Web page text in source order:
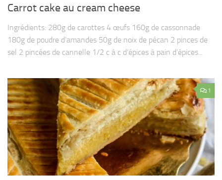
Carrot cake au cream cheese
Ingrédients: 280g de carottes 4 œufs 160g de cassonnade
180g de poudre d’amandes 50g de noix de pécan 2 pinces de
sel 2 pincées de cannelle 1/2 c à c d’épices à pain d’épices...
1